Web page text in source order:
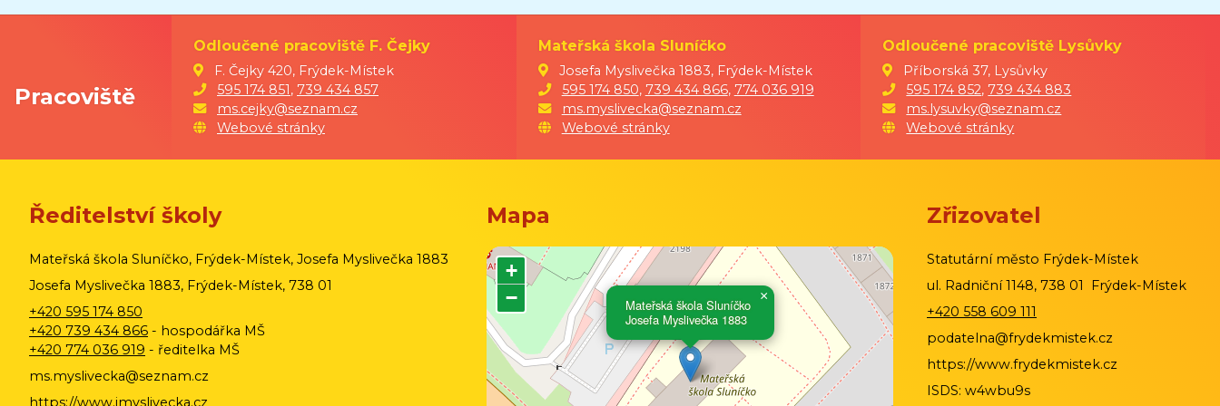
uzavřena v době od 03. 08.
2026 do 31. 08. 2026.
Nový školní rok
2026-2027
bude zahájen v úterý 01. 09.
Bc. Gabriela Říhová
ředitelka MŠ
Pracoviště
Odloučené pracoviště F. Čejky
F. Čejky 420, Frýdek-Místek
595 174 851, 739 434 857
ms.cejky@seznam.cz
Webové stránky
Mateřská škola Sluníčko
Josefa Myslivečka 1883, Frýdek-Místek
595 174 850, 739 434 866, 774 036 919
ms.myslivecka@seznam.cz
Webové stránky
Odloučené pracoviště Lysůvky
Příborská 37, Lysůvky
595 174 852, 739 434 883
ms.lysuvky@seznam.cz
Webové stránky
Ředitelství školy
Mateřská škola Sluníčko, Frýdek-Místek, Josefa Myslivečka 1883
Josefa Myslivečka 1883, Frýdek-Místek, 738 01
+420 595 174 850
+420 739 434 866 - hospodářka MŠ
+420 774 036 919 - ředitelka MŠ
ms.myslivecka@seznam.cz
https://www.jmyslivecka.cz
Mapa
Mateřská škola Sluníčko
Josefa Myslivečka 1883
×
+
−
Zřizovatel
Statutární město Frýdek-Místek
ul. Radniční 1148, 738 01 Frýdek-Místek
+420 558 609 111
podatelna@frydekmistek.cz
https://www.frydekmistek.cz
ISDS: w4wbu9s